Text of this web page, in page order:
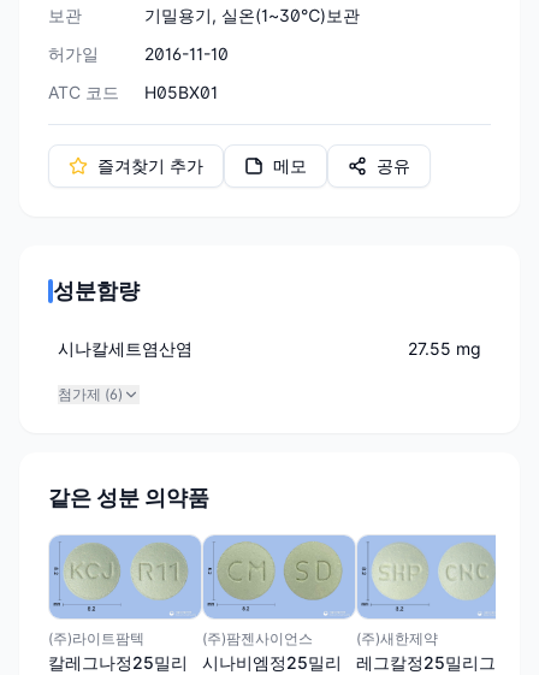
보관
기밀용기, 실온(1~30℃)보관
허가일
2016-11-10
ATC 코드
H05BX01
즐겨찾기 추가 메모 공유
성분함량
시나칼세트염산염 27.55 mg
첨가제 (6)
같은 성분 의약품
(주)라이트팜텍
칼레그나정25밀리
(주)팜젠사이언스
시나비엠정25밀리
(주)새한제약
레그칼정25밀리그